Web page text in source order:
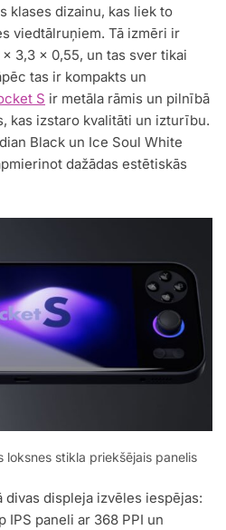
klases dizainu, kas liek to
viedtālruņiem. Tā izmēri ir
3,3 x 0,55, un tas sver tikai
tas ir kompakts un
S ir metāla rāmis un pilnībā
kas izstaro kvalitāti un izturību.
Black un Ice Soul White
dažādas estētiskās
loksnes stikla priekšējais panelis
divas displeja izvēles iespējas:
IPS paneli ar 368 PPI un